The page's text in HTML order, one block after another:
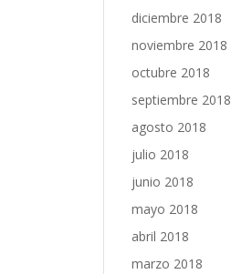
diciembre 2018
noviembre 2018
octubre 2018
septiembre 2018
agosto 2018
julio 2018
junio 2018
mayo 2018
abril 2018
marzo 2018